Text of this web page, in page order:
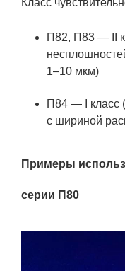
Класс
П82, П83 — II
1–10 мкм)
П84 — I класс
с шириной
Примеры
серии П80